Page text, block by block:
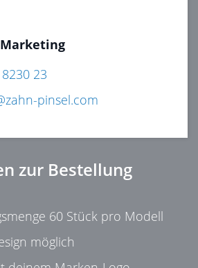
23
pinsel.com
zur Bestellung
60 Stück pro Modell
möglich